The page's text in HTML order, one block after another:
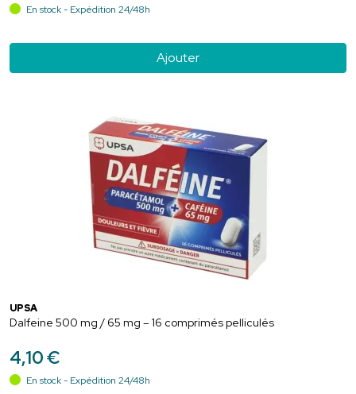
En stock - Expédition 24/48h
Ajouter
UPSA
Dalfeine 500 mg / 65 mg – 16 comprimés pelliculés
4,10€
En stock - Expédition 24/48h